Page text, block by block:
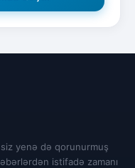
yenə də qorunurmuş
istifadə zamanı